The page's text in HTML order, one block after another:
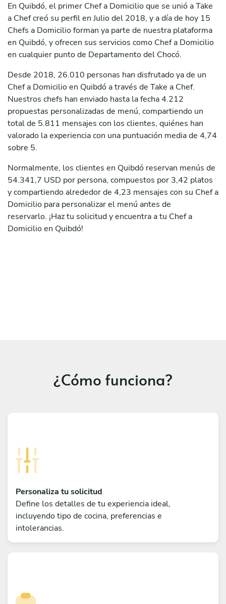
En Quibdó, el primer Chef a Domicilio que se unió a Take
a Chef creó su perfil en Julio del 2018, y a día de hoy 15
Chefs a Domicilio forman ya parte de nuestra plataforma
en Quibdó, y ofrecen sus servicios como Chef a Domicilio
en cualquier punto de Departamento del Chocó.
Desde 2018, 26.010 personas han disfrutado ya de un
Chef a Domicilio en Quibdó a través de Take a Chef.
Nuestros chefs han enviado hasta la fecha 4.212
propuestas personalizadas de menú, compartiendo un
total de 5.811 mensajes con los clientes, quiénes han
valorado la experiencia con una puntuación media de 4,74
sobre 5.
Normalmente, los clientes en Quibdó reservan menús de
54.341,7 USD por persona, compuestos por 3,42 platos
y compartiendo alrededor de 4,23 mensajes con su Chef a
Domicilio para personalizar el menú antes de
reservarlo. ¡Haz tu solicitud y encuentra a tu Chef a
Domicilio en Quibdó!
¿Cómo funciona?
Personaliza tu solicitud
Define los detalles de tu experiencia ideal,
incluyendo tipo de cocina, preferencias e
intolerancias.